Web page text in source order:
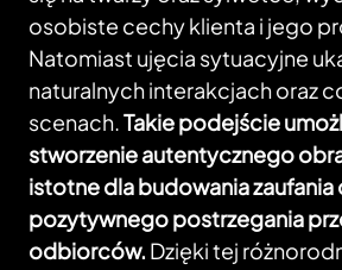
osobiste cechy klienta i jego
Natomiast ujęcia sytuacyjne
naturalnych interakcjach oraz
scenach.Takie podejście
stworzenie autentycznego
istotne dla budowania zaufania
pozytywnego postrzegania
odbiorców. Dzięki tej